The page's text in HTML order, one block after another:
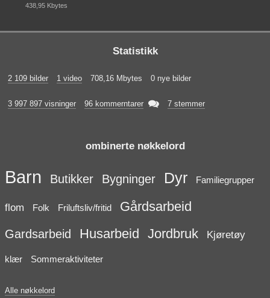
438,95 Kbytes
Statistikk
2 109 bilder 1 video 708,16 Mbytes 0 nye bilder
3 997 897 visninger 96 kommerntarer  7 stemmer
ombinerte nøkkelord
Barn Butikker Bygninger Dyr Familiegrupper
flom Folk Friluftsliv/fritid Gårdsarbeid
Gardsarbeid Husarbeid Jordbruk Kjøretøy
klær Sommeraktiviteter
Alle nøkkelord